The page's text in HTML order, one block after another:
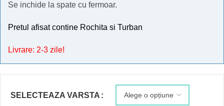
Se inchide la spate cu fermoar.
Pretul afisat contine Rochita si Turban
Livrare: 2-3 zile!
SELECTEAZA VARSTA